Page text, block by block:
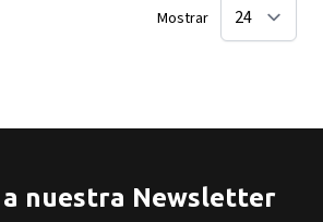
Mostrar
nuestra Newsletter